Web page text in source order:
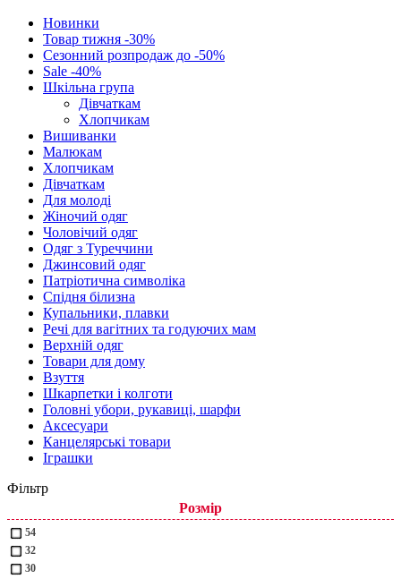
Новинки
Товар тижня -30%
Сезонний розпродаж до -50%
Sale -40%
Шкільна група
Дівчаткам
Хлопчикам
Вишиванки
Малюкам
Хлопчикам
Дівчаткам
Для молоді
Жіночий одяг
Чоловічий одяг
Одяг з Туреччини
Джинсовий одяг
Патріотична символіка
Спідня білизна
Купальники, плавки
Речі для вагітних та годуючих мам
Верхній одяг
Товари для дому
Взуття
Шкарпетки і колготи
Головні убори, рукавиці, шарфи
Аксесуари
Канцелярські товари
Іграшки
Фільтр
Розмір
54
32
30